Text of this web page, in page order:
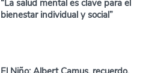
“La salud mental es clave para el
bienestar individual y social”